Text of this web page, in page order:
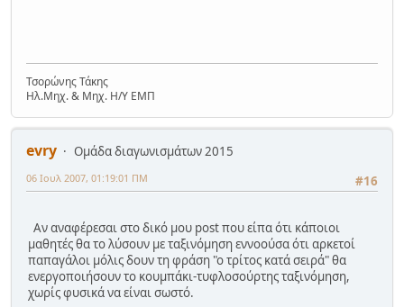
Τσορώνης Τάκης
Ηλ.Μηχ. & Μηχ. Η/Υ ΕΜΠ
evry
Ομάδα διαγωνισμάτων 2015
#16
06 Ιουλ 2007, 01:19:01 ΠΜ
Αν αναφέρεσαι στο δικό μου post που είπα ότι κάποιοι
μαθητές θα το λύσουν με ταξινόμηση εννοούσα ότι αρκετοί
παπαγάλοι μόλις δουν τη φράση "ο τρίτος κατά σειρά" θα
ενεργοποιήσουν το κουμπάκι-τυφλοσούρτης ταξινόμηση,
χωρίς φυσικά να είναι σωστό.